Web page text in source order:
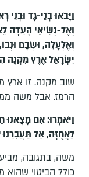
וַיָּבֹאוּ בְנֵי-גָד
וְאֶל-נְשִׂיאֵי הָעֵדָה
וְאֶלְעָלֵה, וּשְׂבָם
יִשְׂרָאֵל אֶרֶץ מִקְנֶה
שוב מקנה. זו ארץ
הרמז. אבל משה
וַיֹּאמְרוּ: אִם מָצָאנוּ
לַאֲחֻזָּה, אַל
כולל הביטוי